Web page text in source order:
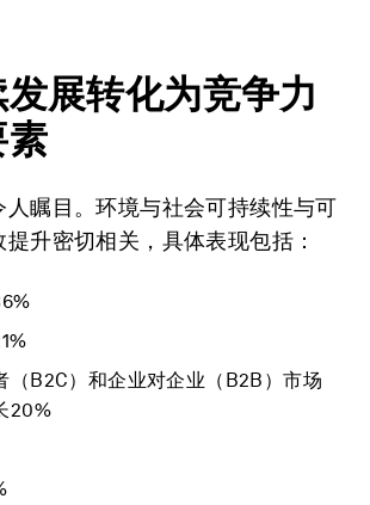
展转化为竞争力
素
人瞩目。环境与社会可持续性与可
升密切相关，具体表现包括：
（B2C）和企业对企业（B2B）市场
20%